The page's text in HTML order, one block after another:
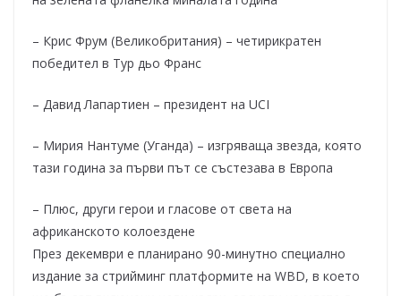
– Крис Фрум (Великобритания) – четирикратен
победител в Тур дьо Франс
– Давид Лапартиен – президент на UCI
– Мирия Нантуме (Уганда) – изгряваща звезда, която
тази година за първи път се състезава в Европа
– Плюс, други герои и гласове от света на
африканското колоездене
През декември е планирано 90-минутно специално
издание за стрийминг платформите на WBD, в което